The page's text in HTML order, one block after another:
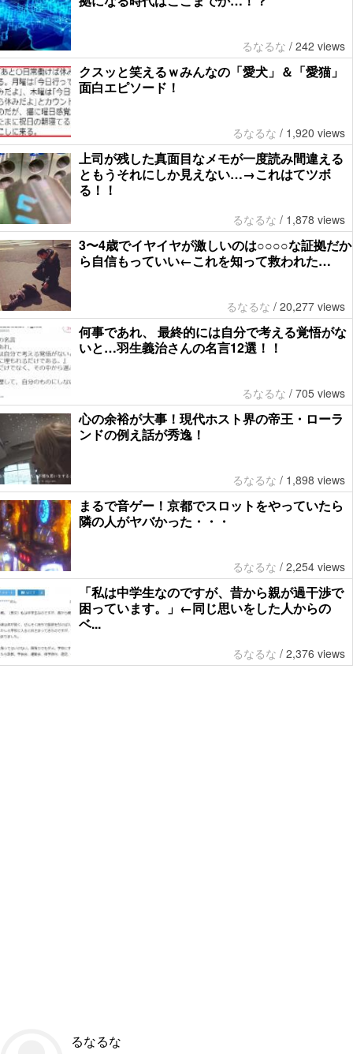
るなるな / 242 views
クスッと笑えるｗみんなの「愛犬」＆「愛猫」
面白エピソード！
るなるな / 1,920 views
上司が残した真面目なメモが一度読み間違える
ともうそれにしか見えない…→これはてツボ
る！！
るなるな / 1,878 views
3〜4歳でイヤイヤが激しいのは○○○○な証拠だか
ら自信もっていい←これを知って救われた…
るなるな / 20,277 views
何事であれ、 最終的には自分で考える覚悟がな
いと…羽生義治さんの名言12選！！
るなるな / 705 views
心の余裕が大事！現代ホスト界の帝王・ローラ
ンドの例え話が秀逸！
るなるな / 1,898 views
まるで音ゲー！京都でスロットをやっていたら
隣の人がヤバかった・・・
るなるな / 2,254 views
「私は中学生なのですが、昔から親が過干渉で
困っています。」←同じ思いをした人からの
ベ...
るなるな / 2,376 views
るなるな